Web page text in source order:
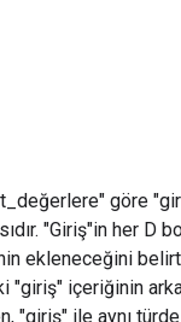
göre
"Giriş"in her D
ekleneceğini
içeriğinin
"giriş" ile aynı